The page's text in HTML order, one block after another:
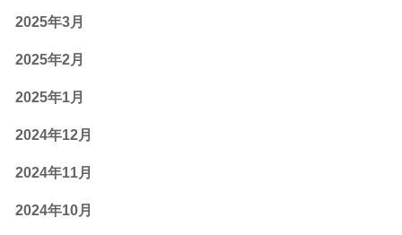
2025年3月
2025年2月
2025年1月
2024年12月
2024年11月
2024年10月